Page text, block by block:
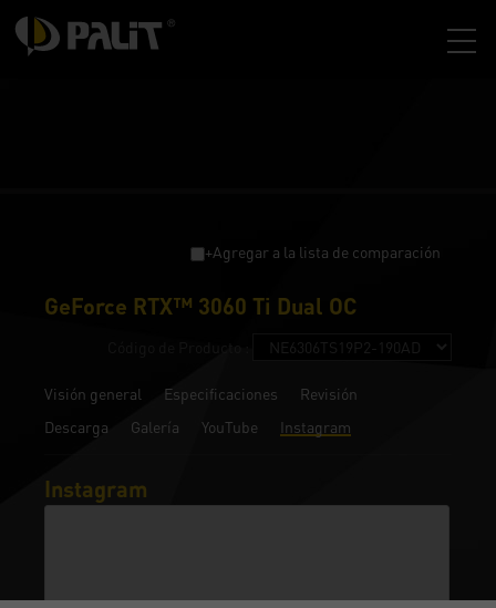
+Agregar a la lista de comparación
GeForce RTX™ 3060 Ti Dual OC
Visión general Especificaciones
Revisión
Descarga
Galería YouTube Instagram
Instagram